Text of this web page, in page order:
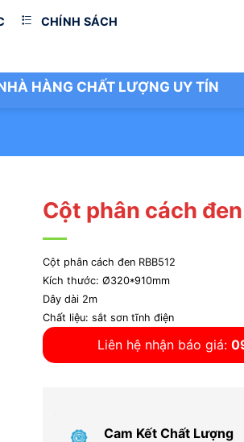
CHÍNH SÁCH
HÀNG CHẤT LƯỢNG UY TÍN
Cột phân cách đen
Cột phân cách đen RBB512
Kích thước: Ø320*910mm
Dây dài 2m
Chất liệu: sắt sơn tĩnh điện
Liên hệ nhận báo giá:
Cam Kết Chất Lượng